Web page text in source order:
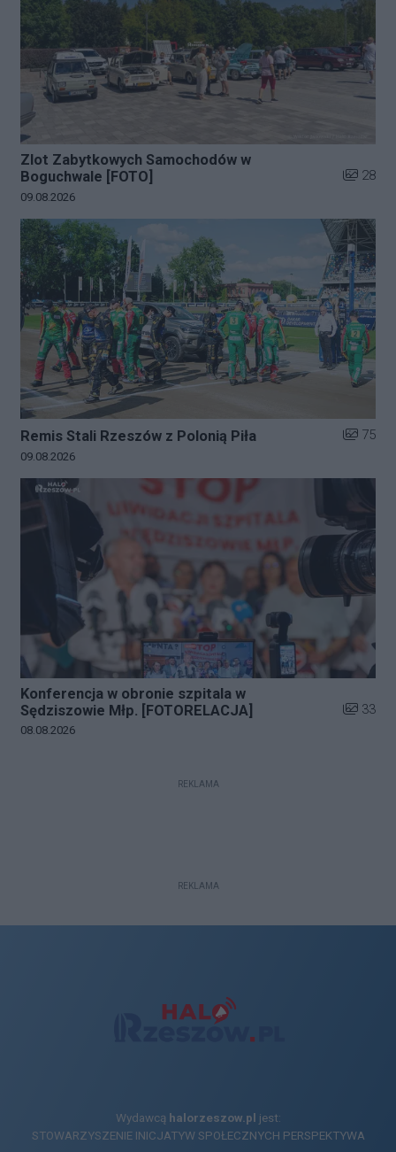
Zlot Zabytkowych Samochodów w
Boguchwale [FOTO]
Liczba
28
Data dodania galerii:
09.08.2026
Remis Stali Rzeszów z Polonią Piła Liczba
75
Data dodania galerii:
09.08.2026
Konferencja w obronie szpitala w
Sędziszowie Młp. [FOTORELACJA]
Liczba
33
Data dodania galerii:
08.08.2026
REKLAMA
REKLAMA
Wydawcą halorzeszow.pl jest:
STOWARZYSZENIE INICJATYW SPOŁECZNYCH PERSPEKTYWA